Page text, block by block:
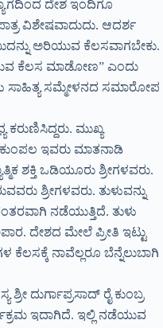
ದೇಶ ಇಂದಿಗೂ
ವಿಶೇಷವಾದುದು. ಆದರ್ಶ
ಅರಿಯುವ ಕೆಲಸವಾಗಬೇಕು.
ಕೆಲಸ ಮಾಡೋಣ” ಎಂದು
ಸಾಹಿತ್ಯ ಸಮ್ಮೇಳನದ ಸಮಾರೋಪ
ಕರುಣಿಸಿದ್ದರು. ಮುಖ್ಯ
ಕುಂಪಲ ಇವರು ಮಾತನಾಡಿ
ಶಕ್ತಿ ಒಡಿಯೂರು ಶ್ರೀಗಳವರು.
ಶ್ರೀಗಳವರು. ತುಳುವನ್ನು
ನಡೆಯುತ್ತಿದೆ. ತುಳು
ದೇಶದ ಮೇಲೆ ಪ್ರೀತಿ ಇಟ್ಟು
ಕೆಲಸಕ್ಕೆ ನಾವೆಲ್ಲರೂ ಬೆನ್ನೆಲುಬಾಗಿ
ದುರ್ಗಾಪ್ರಸಾದ್ ರೈ ಕುಂಬ್ರ
ಇದಾಗಿದೆ. ಇಲ್ಲಿ ನಡೆಯುವ